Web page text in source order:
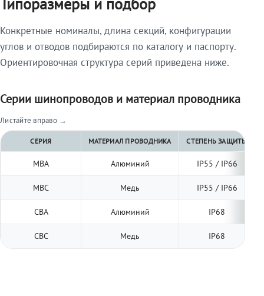
Конкретные номиналы, длина секций, конфигурации
углов и отводов подбираются по каталогу и паспорту.
Ориентировочная структура серий приведена ниже.
Серии шинопроводов и материал проводника
Листайте вправо →
СЕРИЯ МАТЕРИАЛ ПРОВОДНИКА СТЕПЕНЬ ЗАЩИТЫ
МВА Алюминий IP55 / IP66
МВС Медь IP55 / IP66
СВА Алюминий IP68
СВС Медь IP68